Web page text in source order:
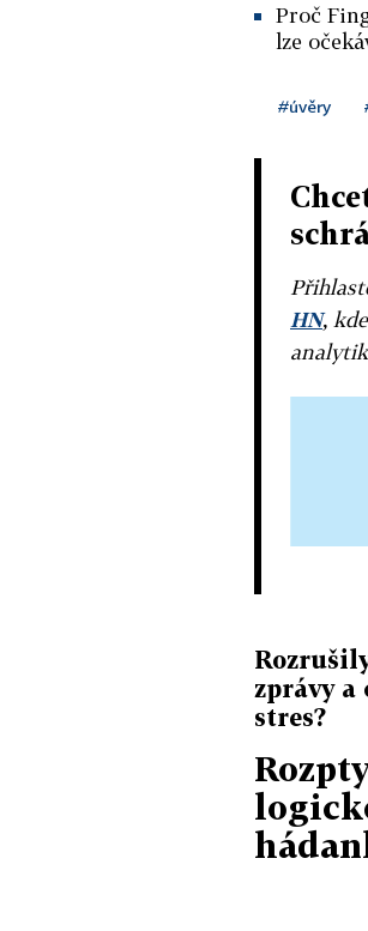
Proč
lze
#úvěry
HN,
zprávy
stres?